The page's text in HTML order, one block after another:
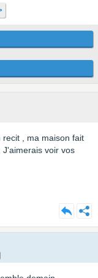
recit , ma maison fait
voir vos